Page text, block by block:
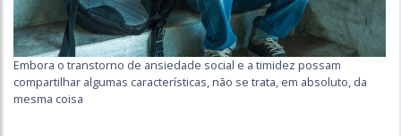
Embora o transtorno de ansiedade social e a timidez possam
compartilhar algumas características, não se trata, em absoluto, da
mesma coisa